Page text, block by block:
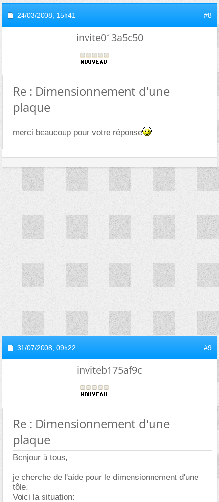
24/03/2008, 15h41 #8
invite013a5c50
Re : Dimensionnement d'une
plaque
merci beaucoup pour votre réponse
31/07/2008, 09h22 #9
inviteb175af9c
Re : Dimensionnement d'une
plaque
Bonjour à tous,
je cherche de l'aide pour le dimensionnement d'une
tôle.
Voici la situation: